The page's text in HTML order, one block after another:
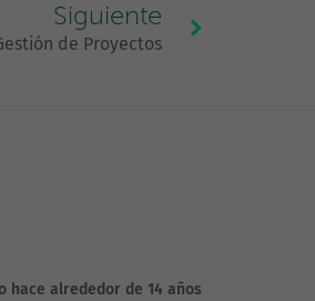
Siguiente
de Proyectos
hace alrededor de 14 años